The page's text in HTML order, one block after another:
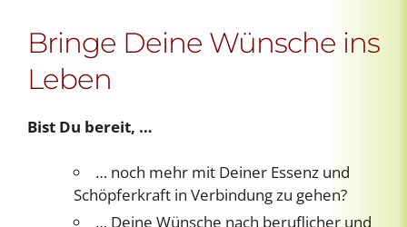
Bringe Deine Wünsche ins
Leben
Bist Du bereit, …
… noch mehr mit Deiner Essenz und
Schöpferkraft in Verbindung zu gehen?
… Deine Wünsche nach beruflicher und